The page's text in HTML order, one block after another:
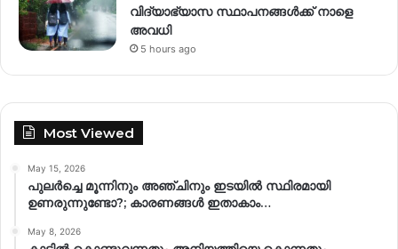
വിദ്യാഭ്യാസ സ്ഥാപനങ്ങൾക്ക് നാളെ
അവധി
5 hours ago
Most Viewed
May 15, 2026
പുലർച്ചെ മൂന്നിനും അഞ്ചിനും ഇടയിൽ സ്ഥിരമായി
ഉണരുന്നുണ്ടോ?; കാരണങ്ങള്‍ ഇതാകാം…
May 8, 2026